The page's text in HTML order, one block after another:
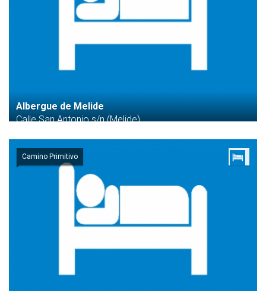
Albergue de Melide
Calle San Antonio s/n (Melide)
Camino Primitivo